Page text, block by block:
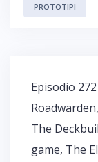
PROTOTIPI
articoli
Episodio
The
game, The